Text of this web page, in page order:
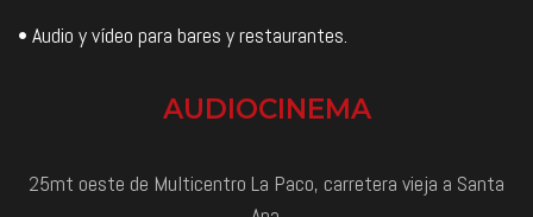
• Audio y vídeo para bares y restaurantes.
AUDIOCINEMA
25mt oeste de Multicentro La Paco, carretera vieja a Santa